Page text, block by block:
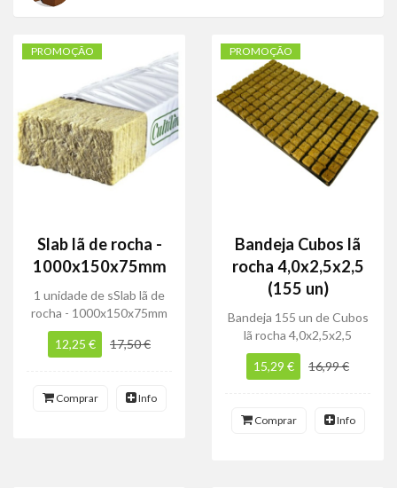
PROMOÇÃO
Slab lã de rocha -
1000x150x75mm
1 unidade de sSlab lã de
rocha - 1000x150x75mm
12,25 € 17,50 €
Comprar Info
PROMOÇÃO
Bandeja Cubos lã
rocha 4,0x2,5x2,5
(155 un)
Bandeja 155 un de Cubos
lã rocha 4,0x2,5x2,5
15,29 € 16,99 €
Comprar Info